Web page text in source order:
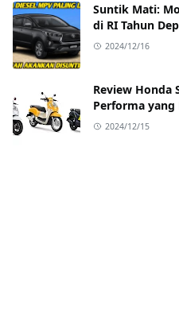
Suntik Mati:
di RI Tahun
2024/12/16
Review Honda
Performa
2024/12/15